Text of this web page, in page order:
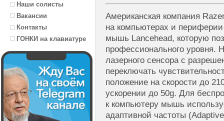
Наши солисты
Вакансии
Контакты
ГОНКИ на клавиатуре
Американская компания
на компьютерах и
мышь Lancehead, которую
профессионального уровня.
лазерного сенсора с
переключать
положение на скорости до
ускорении до 50g. Для
к компьютеру мышь
адаптивной частоты